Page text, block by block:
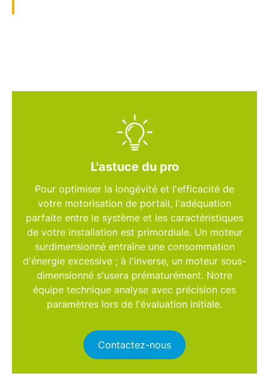
L'astuce du pro
Pour optimiser la longévité et l'efficacité de
votre motorisation de portail, l'adéquation
parfaite entre le système et les caractéristiques
de votre installation est primordiale. Un moteur
surdimensionné entraîne une consommation
d'énergie excessive ; à l'inverse, un moteur sous-
dimensionné s'usera prématurément. Notre
équipe technique analyse avec précision ces
paramètres lors de l'évaluation initiale.
Contactez-nous